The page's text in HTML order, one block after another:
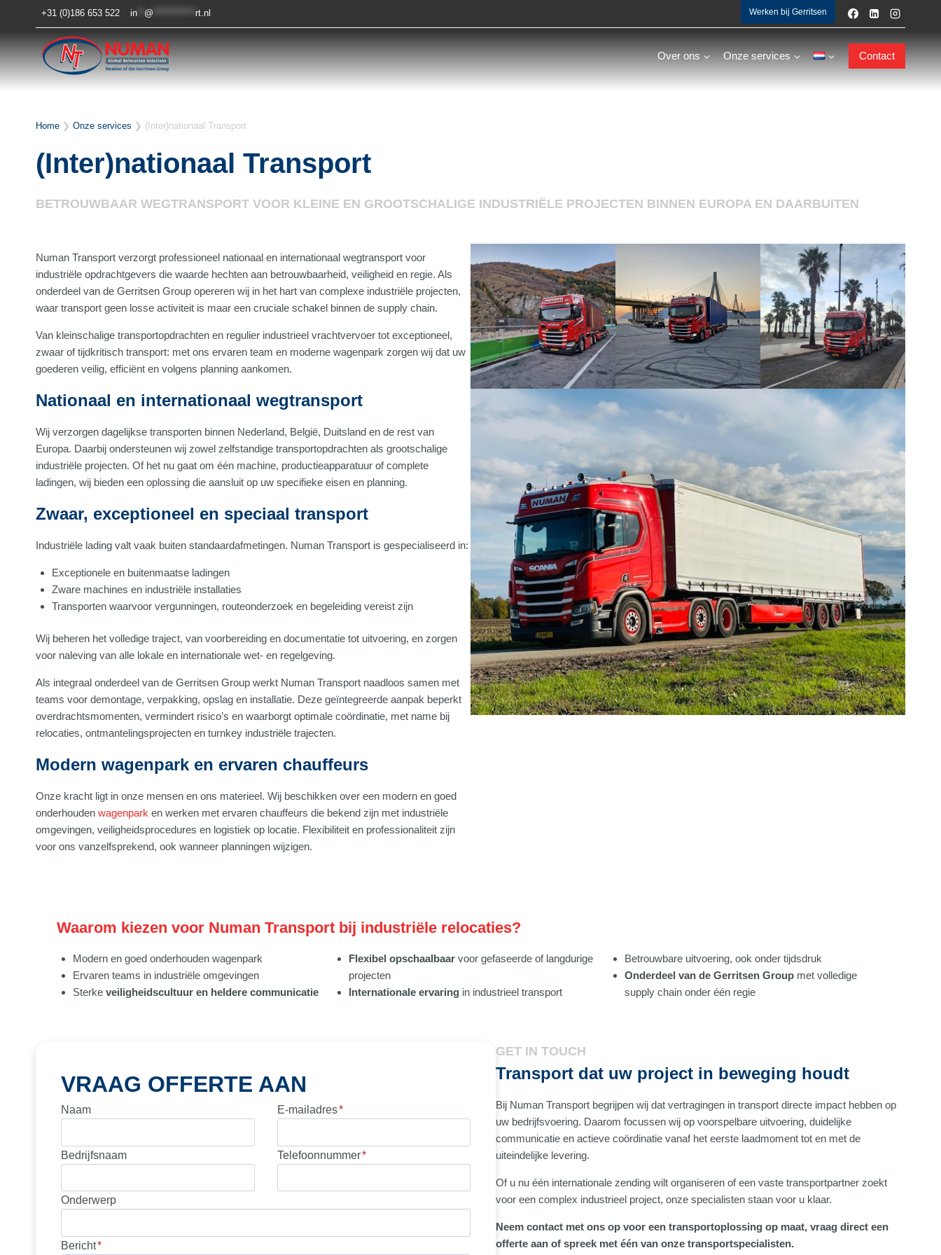
inhoud
+31 (0)186 653 522 in @ ************rt.nl Werken bij Gerritsen
Over ons Onze services Contact
Home ❯ Onze services ❯ (Inter)nationaal Transport
(Inter)nationaal Transport
BETROUWBAAR WEGTRANSPORT VOOR KLEINE EN GROOTSCHALIGE INDUSTRIËLE PROJECTEN BINNEN EUROPA EN DAARBUITEN
Numan Transport verzorgt professioneel nationaal en internationaal wegtransport voor
industriële opdrachtgevers die waarde hechten aan betrouwbaarheid, veiligheid en regie. Als
onderdeel van de Gerritsen Group opereren wij in het hart van complexe industriële projecten,
waar transport geen losse activiteit is maar een cruciale schakel binnen de supply chain.
Van kleinschalige transportopdrachten en regulier industrieel vrachtvervoer tot exceptioneel,
zwaar of tijdkritisch transport: met ons ervaren team en moderne wagenpark zorgen wij dat uw
goederen veilig, efficiënt en volgens planning aankomen.
Nationaal en internationaal wegtransport
Wij verzorgen dagelijkse transporten binnen Nederland, België, Duitsland en de rest van
Europa. Daarbij ondersteunen wij zowel zelfstandige transportopdrachten als grootschalige
industriële projecten. Of het nu gaat om één machine, productieapparatuur of complete
ladingen, wij bieden een oplossing die aansluit op uw specifieke eisen en planning.
Zwaar, exceptioneel en speciaal transport
Industriële lading valt vaak buiten standaardafmetingen. Numan Transport is gespecialiseerd in:
Exceptionele en buitenmaatse ladingen
Zware machines en industriële installaties
Transporten waarvoor vergunningen, routeonderzoek en begeleiding vereist zijn
Wij beheren het volledige traject, van voorbereiding en documentatie tot uitvoering, en zorgen
voor naleving van alle lokale en internationale wet- en regelgeving.
Als integraal onderdeel van de Gerritsen Group werkt Numan Transport naadloos samen met
teams voor demontage, verpakking, opslag en installatie. Deze geïntegreerde aanpak beperkt
overdrachtsmomenten, vermindert risico’s en waarborgt optimale coördinatie, met name bij
relocaties, ontmantelingsprojecten en turnkey industriële trajecten.
Modern wagenpark en ervaren chauffeurs
Onze kracht ligt in onze mensen en ons materieel. Wij beschikken over een modern en goed
onderhouden wagenpark en werken met ervaren chauffeurs die bekend zijn met industriële
omgevingen, veiligheidsprocedures en logistiek op locatie. Flexibiliteit en professionaliteit zijn
voor ons vanzelfsprekend, ook wanneer planningen wijzigen.
Waarom kiezen voor Numan Transport bij industriële relocaties?
Modern en goed onderhouden wagenpark
Ervaren teams in industriële omgevingen
Sterke veiligheidscultuur en heldere communicatie
Flexibel opschaalbaarvoor gefaseerde of langdurige
projecten
Internationale ervaringin industrieel transport
Betrouwbare uitvoering, ook onder tijdsdruk
Onderdeel van de Gerritsen Groupmet volledige
supply chain onder één regie
VRAAG OFFERTE AAN
Naam E-mailadres*
Bedrijfsnaam Telefoonnummer*
Onderwerp
Bericht*
GET IN TOUCH
Transport dat uw project in beweging houdt
Bij Numan Transport begrijpen wij dat vertragingen in transport directe impact hebben op
uw bedrijfsvoering. Daarom focussen wij op voorspelbare uitvoering, duidelijke
communicatie en actieve coördinatie vanaf het eerste laadmoment tot en met de
uiteindelijke levering.
Of u nu één internationale zending wilt organiseren of een vaste transportpartner zoekt
voor een complex industrieel project, onze specialisten staan voor u klaar.
Neem contact met ons op voor een transportoplossing op maat, vraag direct een
offerte aan of spreek met één van onze transportspecialisten.